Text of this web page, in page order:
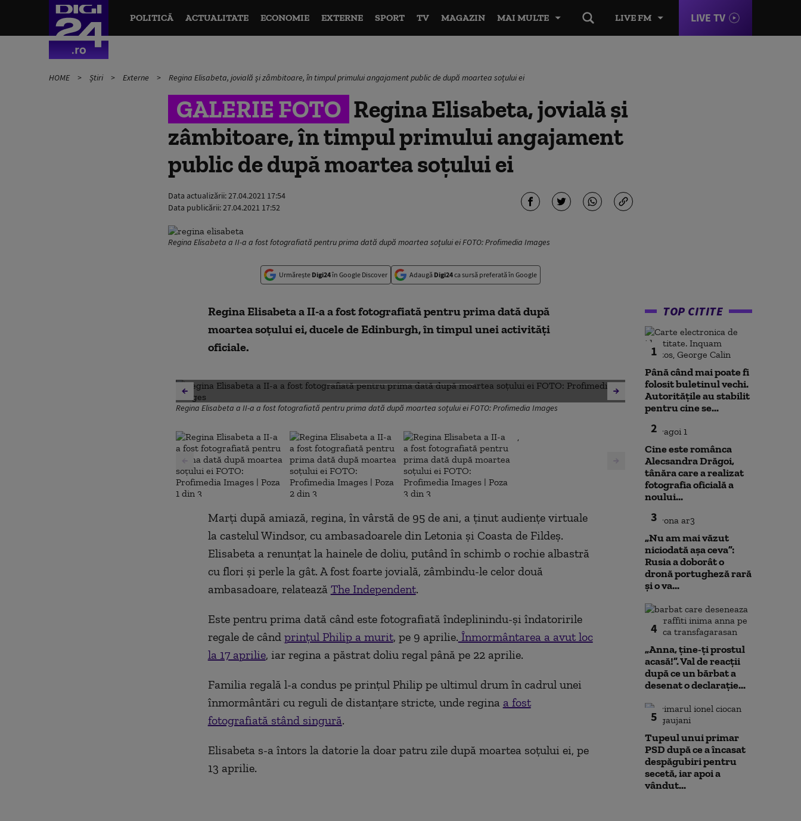
LIVE FM LIVE TV
POLITICĂ ACTUALITATE ECONOMIE EXTERNE SPORT TV MAGAZIN MAI MULTE
HOME Știri Externe Regina Elisabeta, jovială și zâmbitoare, în timpul primului angajament public de după moartea soțului ei
GALERIE FOTO Regina Elisabeta, jovială și
zâmbitoare, în timpul primului angajament
public de după moartea soțului ei
Data actualizării:27.04.2021 17:54
Data publicării:27.04.2021 17:52
Regina Elisabeta a II-a a fost fotografiată pentru prima dată după moartea soțului ei FOTO: Profimedia Images
Urmărește Digi24în Google Discover Adaugă Digi24ca sursă preferată în Google
Regina Elisabeta a II-a a fost fotografiată pentru prima dată după
moartea soțului ei, ducele de Edinburgh, în timpul unei activități
oficiale.
Regina Elisabeta a II-a a fost fotografiată pentru prima dată după moartea soțului ei FOTO: Profimedia Images
,
Marți după amiază, regina, în vârstă de 95 de ani, a ținut audiențe virtuale
la castelul Windsor, cu ambasadoarele din Letonia și Coasta de Fildeș.
Elisabeta a renunțat la hainele de doliu, putând în schimb o rochie albastră
cu flori și perle la gât. A fost foarte jovială, zâmbindu-le celor două
ambasadoare, relatează The Independent.
Este pentru prima dată când este fotografiată îndeplinindu-și îndatoririle
regale de când prințul Philip a murit, pe 9 aprilie. Înmormântarea a avut loc
la 17 aprilie, iar regina a păstrat doliu regal până pe 22 aprilie.
Familia regală l-a condus pe prințul Philip pe ultimul drum în cadrul unei
înmormântări cu reguli de distanțare stricte, unde regina a fost
fotografiată stând singură.
Elisabeta s-a întors la datorie la doar patru zile după moartea soțului ei, pe
13 aprilie.
TOP CITITE
1
Până când mai poate fi
folosit buletinul vechi.
Autoritățile au stabilit
pentru cine se...
2
Cine este românca
Alecsandra Drăgoi,
tânăra care a realizat
fotografia oficială a
noului...
3
„Nu am mai văzut
niciodată așa ceva”:
Rusia a doborât o
dronă portugheză rară
și o va...
4
„Anna, ţine-ţi prostul
acasă!”. Val de reacții
după ce un bărbat a
desenat o declarație...
5
Tupeul unui primar
PSD după ce a încasat
despăgubiri pentru
secetă, iar apoi a
vândut...